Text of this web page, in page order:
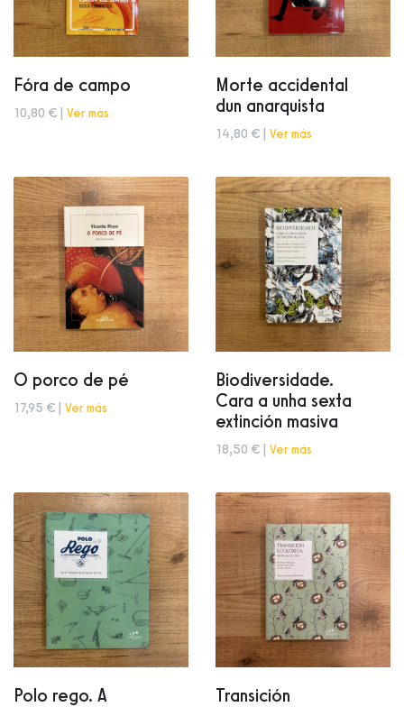
Fóra de campo
10,80 € | Ver más
Morte accidental
dun anarquista
14,80 € | Ver más
O porco de pé
17,95 € | Ver más
Biodiversidade.
Cara a unha sexta
extinción masiva
18,50 € | Ver más
Polo rego. A
Transición